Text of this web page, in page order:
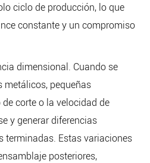
ciclo de producción, lo que
constante y un compromiso
dimensional. Cuando se
metálicos, pequeñas
corte o la velocidad de
y generar diferencias
terminadas. Estas variaciones
posteriores,